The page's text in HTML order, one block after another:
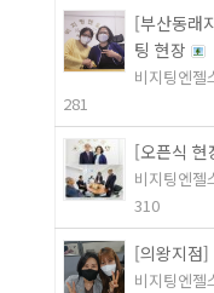
[부산동래
팅 현장
비지팅엔
281
[오픈식 현
비지팅엔
310
[의왕지점]
비지팅엔